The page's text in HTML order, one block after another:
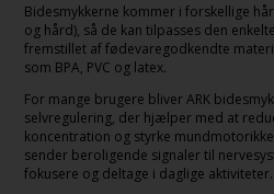
Bidesmykkerne kommer i forskellige
og hård), så de kan tilpasses den
fremstillet af fødevaregodkendte
som BPA, PVC og latex.
For mange brugere bliver ARK
selvregulering, der hjælper med at
koncentration og styrke
sender beroligende signaler til
fokusere og deltage i daglige aktiviteter.